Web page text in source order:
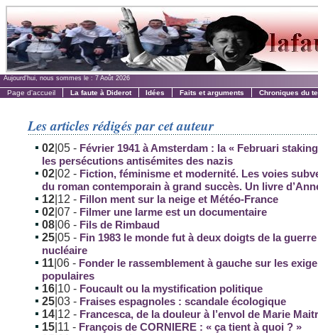
Aujourd'hui, nous sommes le : 7 Août 2026
Page d'accueil La faute à Diderot Idées Faits et arguments Chroniques du
Les articles rédigés par cet auteur
02 |05 - Février 1941 à Amsterdam : la « Februari
les persécutions antisémites des nazis
02 |02 - Fiction, féminisme et modernité. Les voies
du roman contemporain à grand succès. Un livre
12 |12 - Fillon ment sur la neige et Météo-France
02 |07 - Filmer une larme est un documentaire
08 |06 - Fils de Rimbaud
25 |05 - Fin 1983 le monde fut à deux doigts de la guerre
nucléaire
11 |06 - Fonder le rassemblement à gauche sur les
populaires
16 |10 - Foucault ou la mystification politique
25 |03 - Fraises espagnoles : scandale écologique
14 |12 - Francesca, de la douleur à l’envol de Marie
15 |11 - François de CORNIERE : « ça tient à quoi ? »